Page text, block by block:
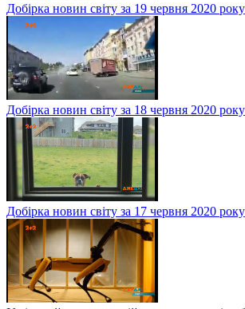
Добірка новин світу за 19 червня 2020 року
Добірка новин світу за 18 червня 2020 року
Добірка новин світу за 17 червня 2020 року